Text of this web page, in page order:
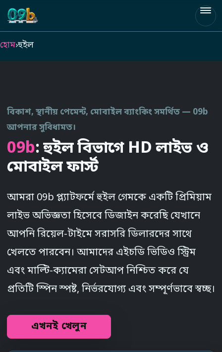
হোম›হুইল
বিকাশ, স্থানীয় পেমেন্ট, মোবাইল ব্যাংকিং সমর্থিত — 09b
আপনার সুবিধামত।
09b: হুইল বিভাগে HD লাইভ ও
মোবাইল ফার্স্ট
আমরা 09b প্ল্যাটফর্মে হুইল গেমকে একটি প্রিমিয়াম
লাইভ অভিজ্ঞতা হিসেবে ডিজাইন করেছি যেখানে
আপনি রিয়েল-টাইমে সরাসরি ডিলারদের সাথে
খেলতে পারবেন। আমাদের এইচডি ভিডিও স্ট্রিম
এবং মাল্টি-ক্যামেরা সেটআপ নিশ্চিত করে যে
প্রতিটি স্পিন স্পষ্ট, নির্ভরযোগ্য এবং সম্পূর্ণভাবে স্বচ্ছ।
এখনই খেলুন